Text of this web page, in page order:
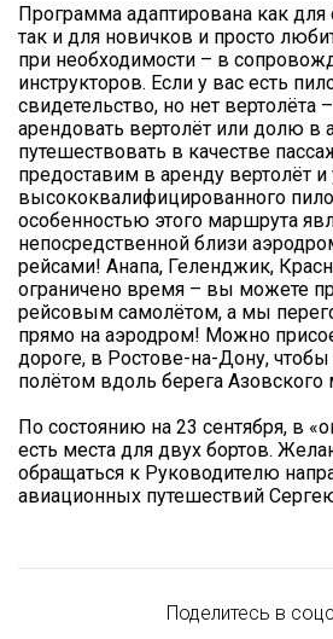
Программа адаптирована как
так и для новичков и просто
при необходимости – в
инструкторов. Если у вас есть
свидетельство, но нет
арендовать вертолёт или долю
путешествовать в качестве
предоставим в аренду вертолёт и
высококвалифицированного
особенностью этого маршрута
непосредственной близи
рейсами! Анапа, Геленджик,
ограничено время – вы можете
рейсовым самолётом, а мы
прямо на аэродром! Можно
дороге, в Ростове-на-Дону, чтобы
полётом вдоль берега Азовского
По состоянию на 23 сентября, в
есть места для двух бортов.
обращаться к Руководителю
авиационных путешествий
Поделитесь в